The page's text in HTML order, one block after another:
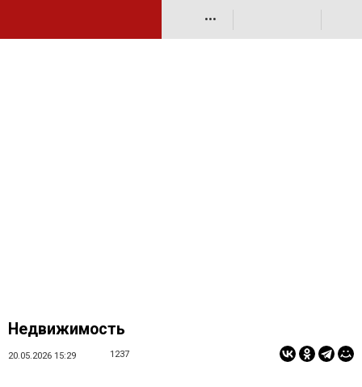
•••
Недвижимость
20.05.2026 15:29 1237